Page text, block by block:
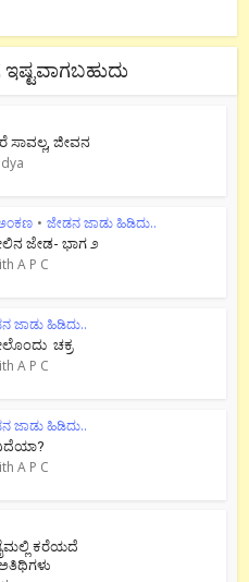
ಜೀವನ
• ಜೇಡನ ಜಾಡು ಹಿಡಿದು..
ಜೇಡ- ಭಾಗ ೨
A P C
ಜಾಡು ಹಿಡಿದು..
ಚಕ್ರ
A P C
ಜಾಡು ಹಿಡಿದು..
A P C
ಕರೆಯದೆ